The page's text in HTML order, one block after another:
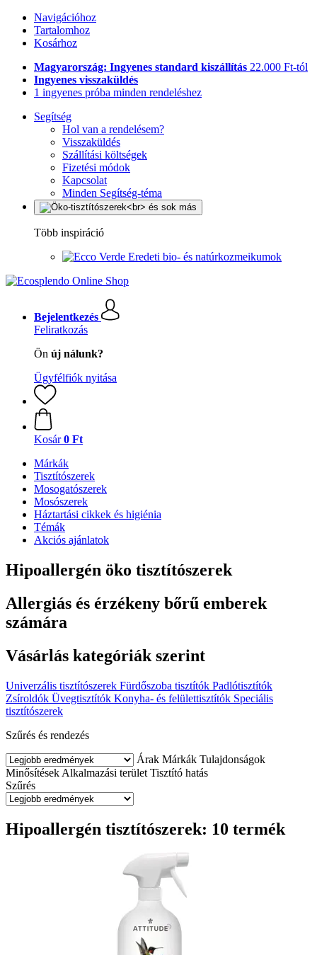
Navigációhoz
Tartalomhoz
Kosárhoz
Magyarország: Ingyenes standard kiszállítás 22.000 Ft-tól
Ingyenes visszaküldés
1 ingyenes próba minden rendeléshez
Segítség
Hol van a rendelésem?
Visszaküldés
Szállítási költségek
Fizetési módok
Kapcsolat
Minden Segítség-téma
Több inspiráció
Eredeti bio- és natúrkozmeikumok
Bejelentkezés
Feliratkozás
Ön új nálunk?
Ügyfélfiók nyitása
Kosár 0 Ft
Márkák
Tisztítószerek
Mosogatószerek
Mosószerek
Háztartási cikkek és higiénia
Témák
Akciós ajánlatok
Hipoallergén öko tisztítószerek
Allergiás és érzékeny bőrű emberek
számára
Vásárlás kategóriák szerint
Univerzális tisztítószerek Fürdőszoba tisztítók Padlótisztítók
Zsíroldók Üvegtisztítók Konyha- és felülettisztítók Speciális
tisztítószerek
Szűrés és rendezés
Árak Márkák Tulajdonságok
Minősítések Alkalmazási terület Tisztító hatás
Szűrés
Hipoallergén tisztítószerek: 10 termék